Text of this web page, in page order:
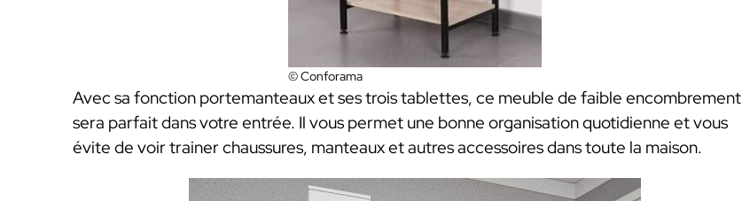
© Conforama
Avec sa fonction portemanteaux et ses trois tablettes, ce meuble de faible encombrement
sera parfait dans votre entrée. Il vous permet une bonne organisation quotidienne et vous
évite de voir trainer chaussures, manteaux et autres accessoires dans toute la maison.